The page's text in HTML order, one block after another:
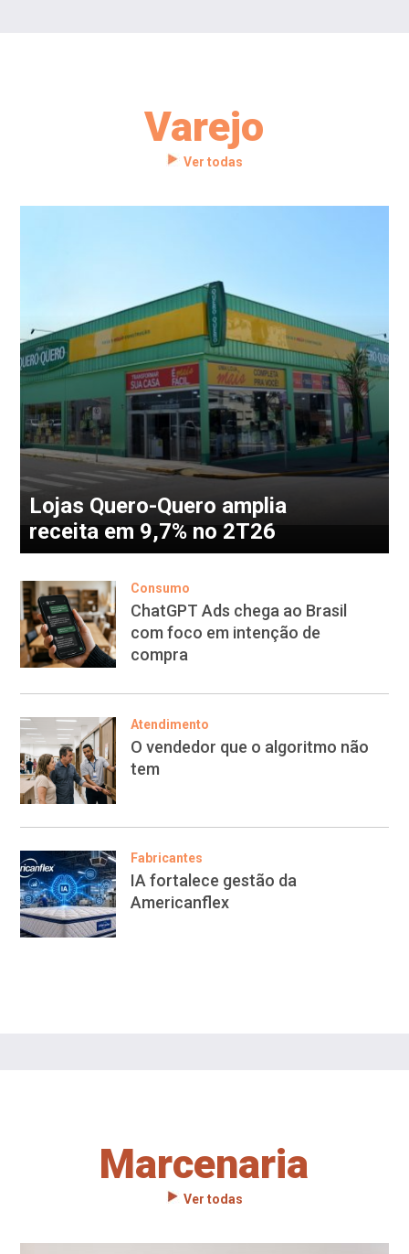
Varejo
Ver todas
Lojas Quero-Quero amplia
receita em 9,7% no 2T26
Consumo
ChatGPT Ads chega ao Brasil
com foco em intenção de
compra
Atendimento
O vendedor que o algoritmo não
tem
Fabricantes
IA fortalece gestão da
Americanflex
Marcenaria
Ver todas